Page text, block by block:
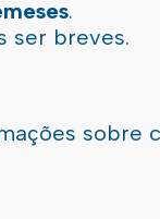
.
ser breves.
sobre